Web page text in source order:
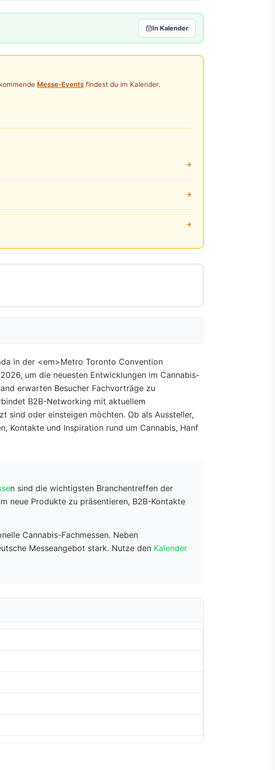
In Kalender
Messe-Eventsfindest du im Kalender.
→
→
→
in der <em>Metro Toronto Convention
um die neuesten Entwicklungen im Cannabis-
erwarten Besucher Fachvorträge zu
B2B-Networking mit aktuellem
sind oder einsteigen möchten. Ob als Aussteller,
Kontakte und Inspiration rund um Cannabis, Hanf
n sind die wichtigsten Branchentreffen der
neue Produkte zu präsentieren, B2B-Kontakte
Cannabis-Fachmessen. Neben
Messeangebot stark. Nutze den Kalender